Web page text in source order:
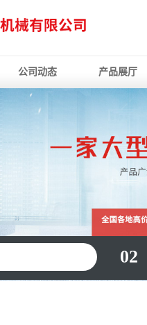
公司动态 产品展厅
02